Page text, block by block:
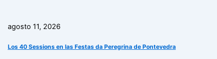
agosto 11, 2026
Los 40 Sessions en las Festas da Peregrina de Pontevedra